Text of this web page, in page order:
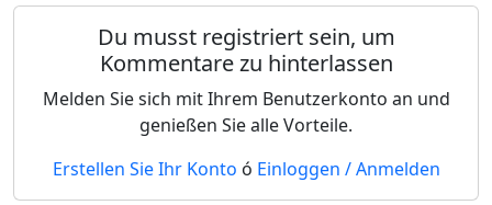
Du musst registriert sein, um
Kommentare zu hinterlassen
Melden Sie sich mit Ihrem Benutzerkonto an und
genießen Sie alle Vorteile.
Erstellen Sie Ihr Konto ó Einloggen / Anmelden